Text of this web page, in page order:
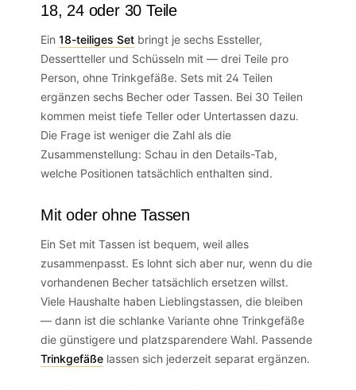
18, 24 oder 30 Teile
Ein 18-teiliges Set bringt je sechs Essteller,
Dessertteller und Schüsseln mit — drei Teile pro
Person, ohne Trinkgefäße. Sets mit 24 Teilen
ergänzen sechs Becher oder Tassen. Bei 30 Teilen
kommen meist tiefe Teller oder Untertassen dazu.
Die Frage ist weniger die Zahl als die
Zusammenstellung: Schau in den Details-Tab,
welche Positionen tatsächlich enthalten sind.
Mit oder ohne Tassen
Ein Set mit Tassen ist bequem, weil alles
zusammenpasst. Es lohnt sich aber nur, wenn du die
vorhandenen Becher tatsächlich ersetzen willst.
Viele Haushalte haben Lieblingstassen, die bleiben
— dann ist die schlanke Variante ohne Trinkgefäße
die günstigere und platzsparendere Wahl. Passende
Trinkgefäße lassen sich jederzeit separat ergänzen.